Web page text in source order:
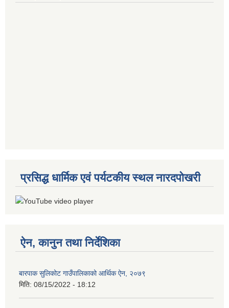
प्रसिद्ध धार्मिक एवं पर्यटकीय स्थल नारदपोखरी
ऐन, कानुन तथा निर्देशिका
बारपाक सुलिकोट गाउँपालिकाको आर्थिक ऐन, २०७९
मिति: 08/15/2022 - 18:12